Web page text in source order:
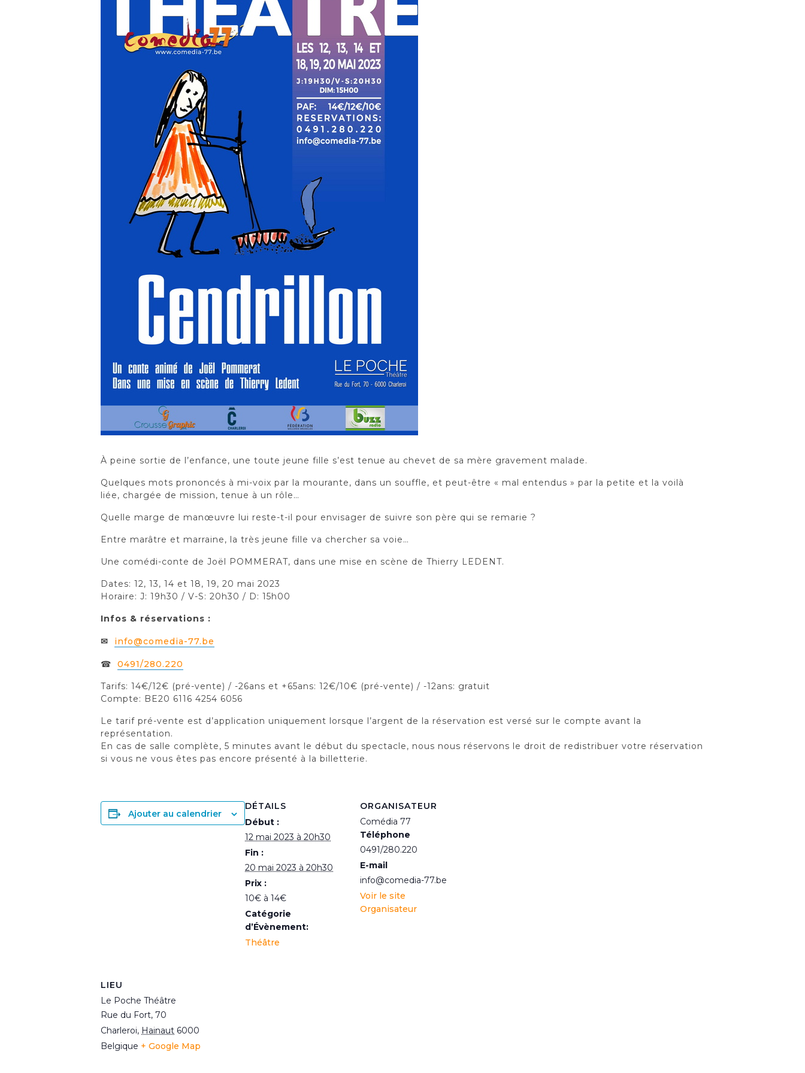
À peine sortie de l’enfance, une toute jeune fille s’est tenue au chevet de sa mère gravement malade.
Quelques mots prononcés à mi-voix par la mourante, dans un souffle, et peut-être « mal entendus » par la petite et la voilà
liée, chargée de mission, tenue à un rôle…
Quelle marge de manœuvre lui reste-t-il pour envisager de suivre son père qui se remarie ?
Entre marâtre et marraine, la très jeune fille va chercher sa voie…
Une comédi-conte de Joël POMMERAT, dans une mise en scène de Thierry LEDENT.
Dates: 12, 13, 14 et 18, 19, 20 mai 2023
Horaire: J: 19h30 / V-S: 20h30 / D: 15h00
Infos & réservations :
✉ info@comedia-77.be
☎ 0491/280.220
Tarifs: 14€/12€ (pré-vente) / -26ans et +65ans: 12€/10€ (pré-vente) / -12ans: gratuit
Compte: BE20 6116 4254 6056
Le tarif pré-vente est d’application uniquement lorsque l’argent de la réservation est versé sur le compte avant la
représentation.
En cas de salle complète, 5 minutes avant le début du spectacle, nous nous réservons le droit de redistribuer votre réservation
si vous ne vous êtes pas encore présenté à la billetterie.
Ajouter au calendrier
DÉTAILS
Début :
12 mai 2023 à 20h30
Fin :
20 mai 2023 à 20h30
Prix :
10€ à 14€
Catégorie
d’Évènement:
Théâtre
ORGANISATEUR
Comédia 77
Téléphone
0491/280.220
E-mail
info@comedia-77.be
Voir le site
Organisateur
LIEU
Le Poche Théâtre
Rue du Fort, 70
Charleroi, Hainaut 6000
Belgique + Google Map